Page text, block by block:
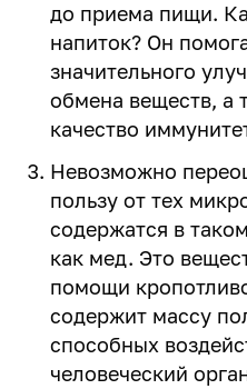
до приема пищи.
напиток? Он
значительного
обмена веществ, а
качество
Невозможно
пользу от тех
содержатся в
как мед. Это
помощи
содержит массу
способных
человеческий